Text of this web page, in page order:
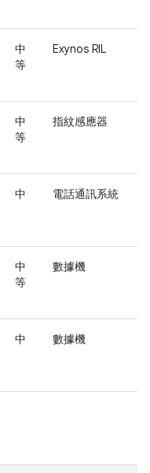
中
等
Exynos RIL
中
等
指紋感應器
中 電話通訊系統
中
等
數據機
中 數據機